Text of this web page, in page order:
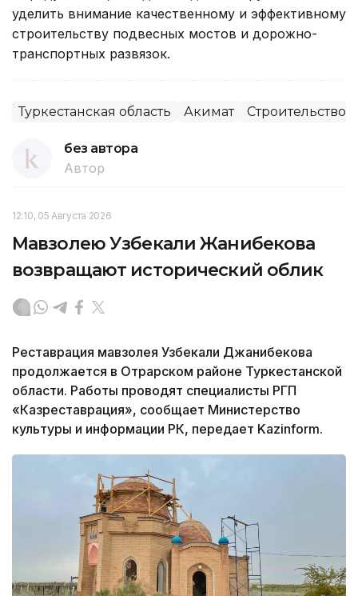
уделить внимание качественному и эффективному
строительству подвесных мостов и дорожно-
транспортных развязок.
Туркестанская область Акимат Строительство
без автора
Автор
12:10, 05 Августа 2026
Мавзолею Узбекали Жанибекова
возвращают исторический облик
Реставрация мавзолея Узбекали Джанибекова
продолжается в Отрарском районе Туркестанской
области. Работы проводят специалисты РГП
«Казреставрация», сообщает Министерство
культуры и информации РК, передает Kazinform.